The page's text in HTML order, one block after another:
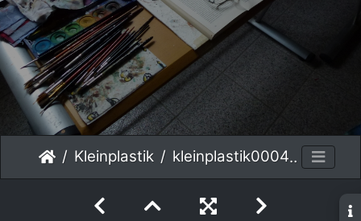
Kleinplastik kleinplastik0004